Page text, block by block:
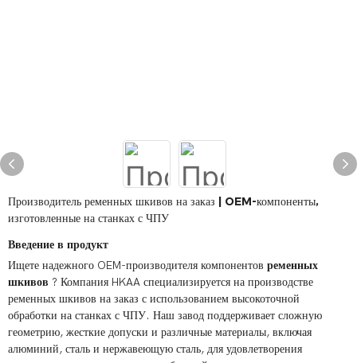
Производитель ременных шкивов на заказ | OEM-компоненты,
изготовленные на станках с ЧПУ
Введение в продукт
Ищете надежного OEM-производителя компонентов ременных
шкивов ? Компания HKAA специализируется на производстве
ременных шкивов на заказ с использованием высокоточной
обработки на станках с ЧПУ. Наш завод поддерживает сложную
геометрию, жесткие допуски и различные материалы, включая
алюминий, сталь и нержавеющую сталь, для удовлетворения